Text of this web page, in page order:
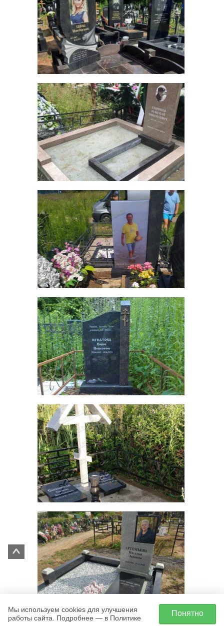
Мы используем cookies для улучшения
работы сайта. Подробнее — в Политике
Понятно